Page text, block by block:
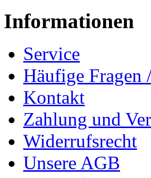
Informationen
Service
Häufige Fragen
Kontakt
Zahlung und
Widerrufsrecht
Unsere AGB